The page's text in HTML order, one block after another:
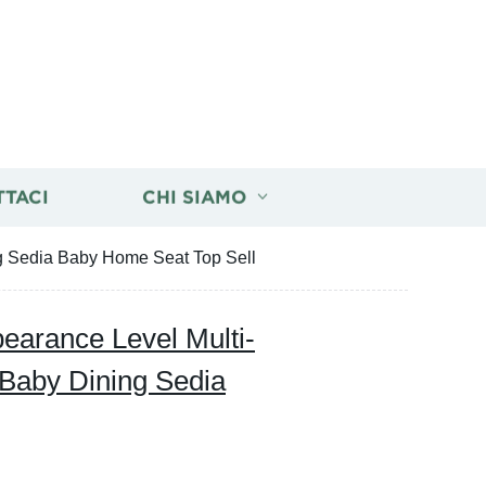
CHI SIAMO
Baby Home Seat Top Sell
Level Multi-
Dining Sedia